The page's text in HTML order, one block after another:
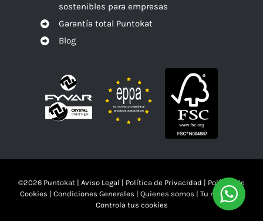
sostenibles para empresas
Garantía total Puntokat
Blog
©2026 Puntokat | Aviso Legal | Política de Privacidad | Política de
Cookies | Condiciones Generales | Quienes somos | Tu mandas!!
Controla tus cookies